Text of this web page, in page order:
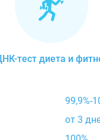
тест диета и
99,9%-
от 3